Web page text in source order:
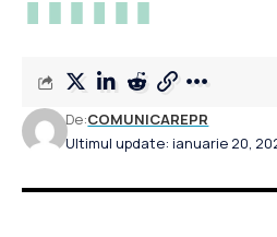
Ultimul update: ianuarie 20,
De:COMUNICAREPR